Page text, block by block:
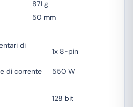
871 g
50 mm
di
1x 8-pin
di corrente
550 W
128 bit